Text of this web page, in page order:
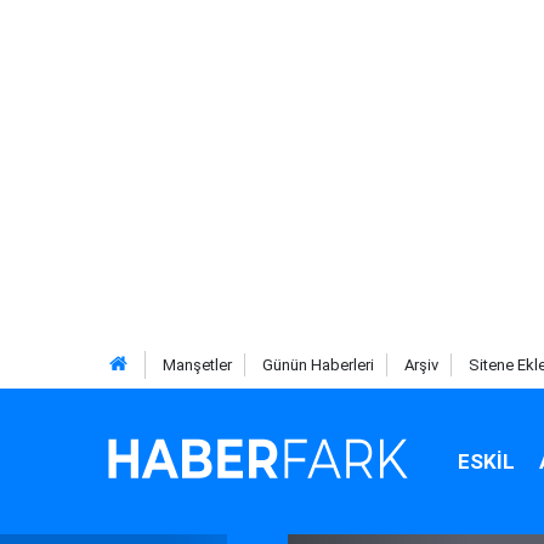
Manşetler Günün Haberleri Arşiv Sitene
ESKIL